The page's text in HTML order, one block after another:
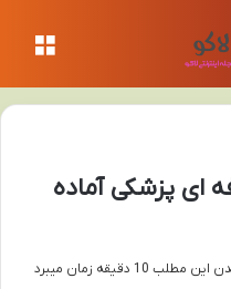
ای پزشکی آماده
مطلب 10 دقیقه زمان میبرد